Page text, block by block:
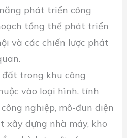
phát triển công
tổng thể phát triển
và các chiến lược phát
đất trong khu công
vào loại hình, tính
nghiệp, mô-đun diện
xây dựng nhà máy, kho